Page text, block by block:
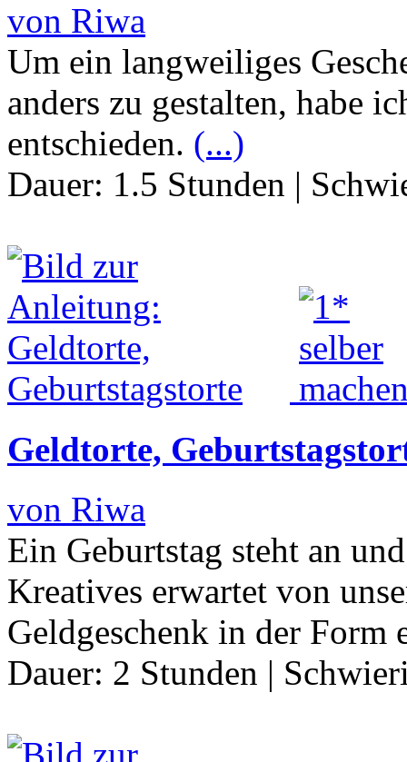
von Riwa
Um ein langweiliges
anders zu gestalten, habe
entschieden. (...)
Dauer: 1.5 Stunden |
Geldtorte,
von Riwa
Ein Geburtstag steht an
Kreatives erwartet von
Geldgeschenk in der Form
Dauer: 2 Stunden |